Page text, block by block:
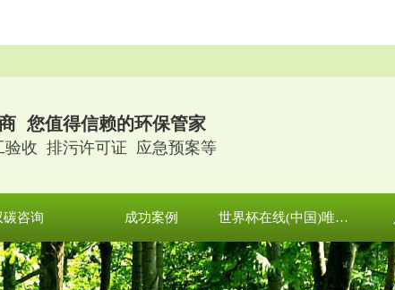
您值得信赖的环保管家
收 排污许可证 应急预案等
碳咨询 成功案例 世界杯在线(中国)唯一官方网站